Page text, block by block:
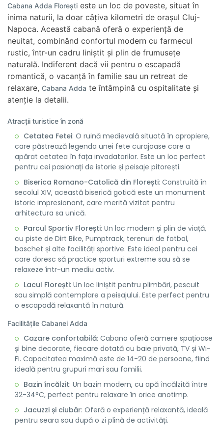
Cabana Adda Florești este un loc de poveste, situat în
inima naturii, la doar câțiva kilometri de orașul Cluj-
Napoca. Această cabană oferă o experiență de
neuitat, combinând confortul modern cu farmecul
rustic, într-un cadru liniștit și plin de frumusețe
naturală. Indiferent dacă vii pentru o escapadă
romantică, o vacanță în familie sau un retreat de
relaxare, Cabana Adda te întâmpină cu ospitalitate și
atenție la detalii.
Atracții turistice în zonă
Cetatea Fetei: O ruină medievală situată în apropiere,
care păstrează legenda unei fete curajoase care a
apărat cetatea în fața invadatorilor. Este un loc perfect
pentru cei pasionați de istorie și peisaje pitorești.
Biserica Romano-Catolică din Florești: Construită în
secolul XIV, această biserică gotică este un monument
istoric impresionant, care merită vizitat pentru
arhitectura sa unică.
Parcul Sportiv Florești: Un loc modern și plin de viață,
cu piste de Dirt Bike, Pumptrack, terenuri de fotbal,
baschet și alte facilități sportive. Este ideal pentru cei
care doresc să practice sporturi extreme sau să se
relaxeze într-un mediu activ.
Lacul Florești: Un loc liniștit pentru plimbări, pescuit
sau simplă contemplare a peisajului. Este perfect pentru
o escapadă relaxantă în natură.
Facilitățile Cabanei Adda
Cazare confortabilă: Cabana oferă camere spațioase
și bine decorate, fiecare dotată cu baie privată, TV și Wi-
Fi. Capacitatea maximă este de 14-20 de persoane, fiind
ideală pentru grupuri mari sau familii.
Bazin încălzit: Un bazin modern, cu apă încălzită între
32-34°C, perfect pentru relaxare în orice anotimp.
Jacuzzi și ciubăr: Oferă o experiență relaxantă, ideală
pentru seara sau după o zi plină de activități.